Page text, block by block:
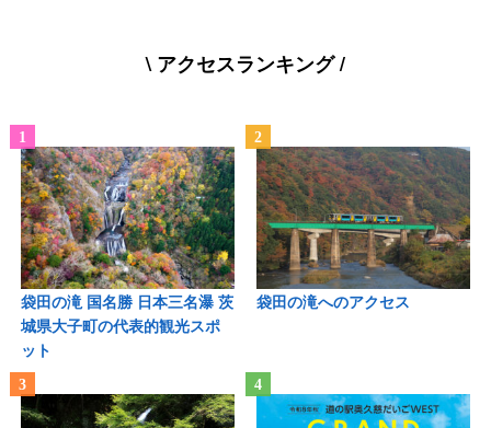
\ アクセスランキング /
袋田の滝 国名勝 日本三名瀑 茨
城県大子町の代表的観光スポ
ット
袋田の滝へのアクセス